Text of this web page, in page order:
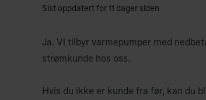
Sist oppdatert for 11 dager siden
Ja. Vi tilbyr varmepumper med
strømkunde hos oss.
Hvis du ikke er kunde fra før, kan du